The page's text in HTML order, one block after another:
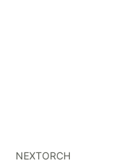
NEXTORCH